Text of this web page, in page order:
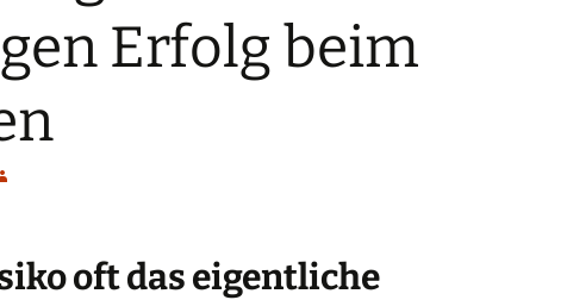
Erfolg beim
oft das eigentliche